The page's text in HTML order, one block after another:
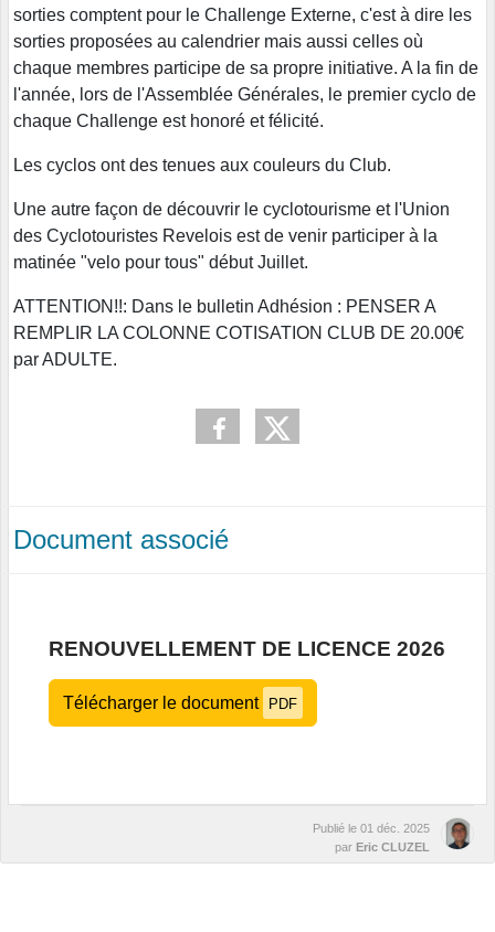
sorties comptent pour le Challenge Externe, c'est à dire les
sorties proposées au calendrier mais aussi celles où
chaque membres participe de sa propre initiative. A la fin de
l'année, lors de l'Assemblée Générales, le premier cyclo de
chaque Challenge est honoré et félicité.
Les cyclos ont des tenues aux couleurs du Club.
Une autre façon de découvrir le cyclotourisme et l'Union
des Cyclotouristes Revelois est de venir participer à la
matinée "velo pour tous" début Juillet.
ATTENTION!!: Dans le bulletin Adhésion : PENSER A
REMPLIR LA COLONNE COTISATION CLUB DE 20.00€
par ADULTE.
Document associé
RENOUVELLEMENT DE LICENCE 2026
Télécharger le document PDF
Publié le 01 déc. 2025
par Eric CLUZEL